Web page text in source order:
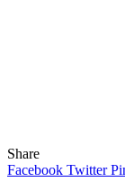
Share
Facebook Twitter